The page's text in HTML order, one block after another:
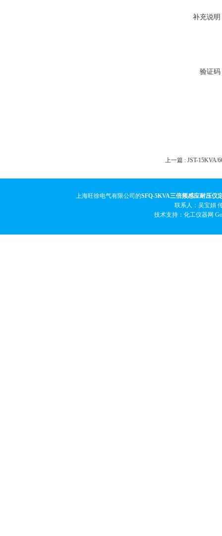
补充说明
验证码
上一篇 : JST-15KVA/
上海旺徐电气有限公司的SFQ-5KVA三倍频感应耐压仪
联系人：吴宝娟
技术支持：化工仪器网